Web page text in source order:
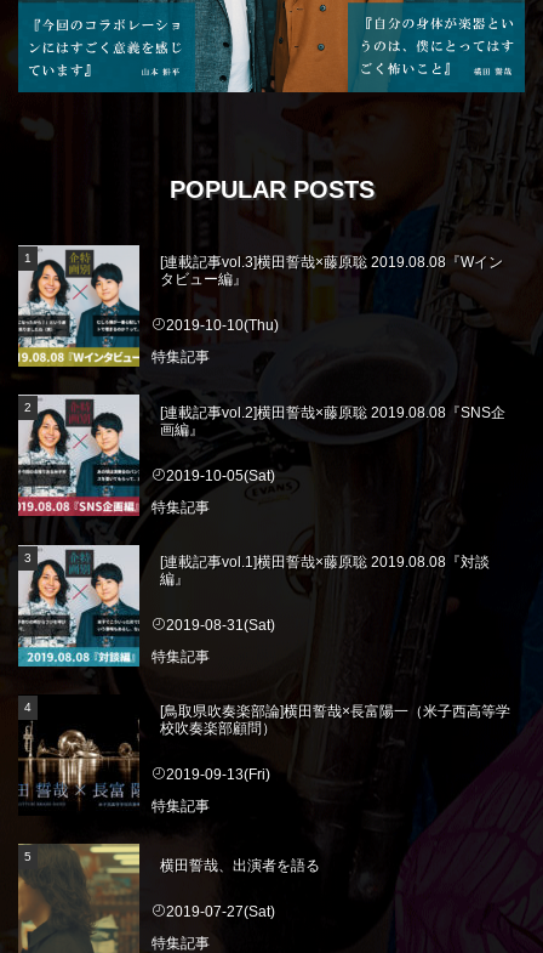
POPULAR POSTS
[連載記事vol.3]横田誓哉×藤原聡 2019.08.08『Wイン
タビュー編』
2019-10-10(Thu)
特集記事
[連載記事vol.2]横田誓哉×藤原聡 2019.08.08『SNS企
画編』
2019-10-05(Sat)
特集記事
[連載記事vol.1]横田誓哉×藤原聡 2019.08.08『対談
編』
2019-08-31(Sat)
特集記事
[鳥取県吹奏楽部論]横田誓哉×長富陽一（米子西高等学
校吹奏楽部顧問）
2019-09-13(Fri)
特集記事
横田誓哉、出演者を語る
2019-07-27(Sat)
特集記事